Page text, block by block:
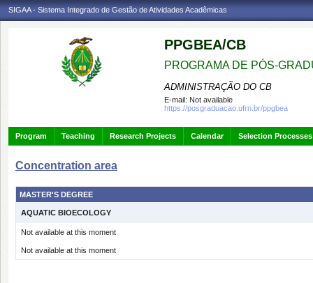
SIGAA - Sistema Integrado de Gestão de Atividades Acadêmicas
PPGBEA/CB
PROGRAMA DE PÓS-
ADMINISTRAÇÃO DO CB
E-mail: Not available
https://posgraduacao.ufrn.br/ppgbea
Program Teaching Research Projects Calendar Selection Processes
Concentration area
MASTER'S DEGREE
AQUATIC BIOECOLOGY
Not available at this moment
Not available at this moment